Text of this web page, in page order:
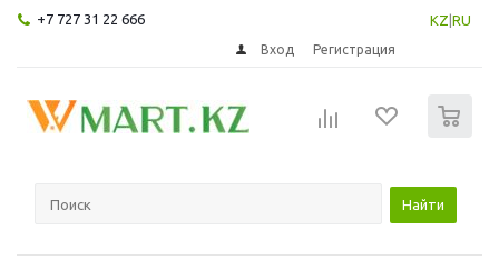
+7 727 31 22 666 KZ RU
Вход Регистрация
Найти